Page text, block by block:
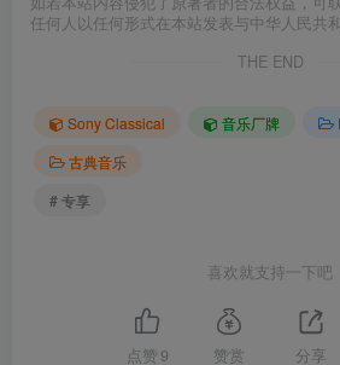
任何人以任何形式在本站发表与中华人民共
THE END
Sony Classical 音乐厂牌
古典音乐
# 专享
喜欢就支持一下吧
点赞 9 赞赏 分享